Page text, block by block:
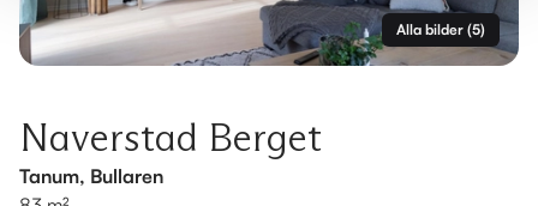
Alla bilder (5)
Naverstad Berget
Tanum, Bullaren